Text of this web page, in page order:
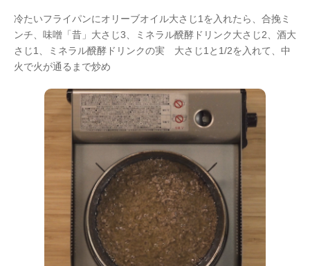
冷たいフライパンにオリーブオイル大さじ1を入れたら、合挽ミ
ンチ、味噌「昔」大さじ3、ミネラル醗酵ドリンク大さじ2、酒大
さじ1、ミネラル醗酵ドリンクの実 大さじ1と1/2を入れて、中
火で火が通るまで炒め